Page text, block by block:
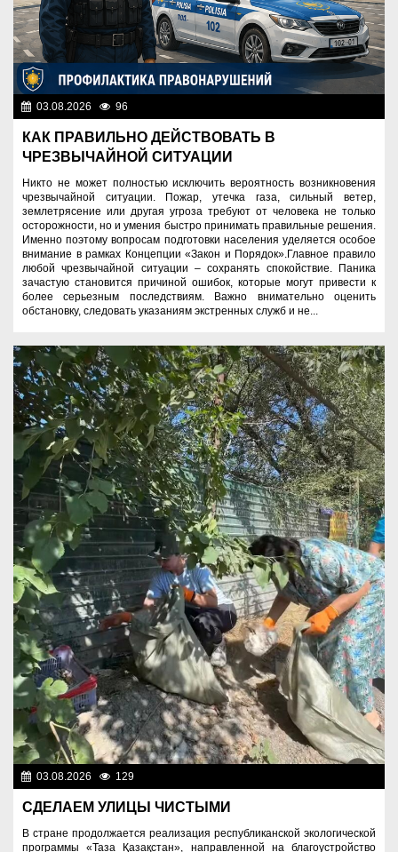
03.08.2026 96
КАК ПРАВИЛЬНО ДЕЙСТВОВАТЬ В
ЧРЕЗВЫЧАЙНОЙ СИТУАЦИИ
Никто не может полностью исключить вероятность возникновения
чрезвычайной ситуации. Пожар, утечка газа, сильный ветер,
землетрясение или другая угроза требуют от человека не только
осторожности, но и умения быстро принимать правильные решения.
Именно поэтому вопросам подготовки населения уделяется особое
внимание в рамках Концепции «Закон и Порядок».Главное правило
любой чрезвычайной ситуации – сохранять спокойствие. Паника
зачастую становится причиной ошибок, которые могут привести к
более серьезным последствиям. Важно внимательно оценить
обстановку, следовать указаниям экстренных служб и не...
03.08.2026 129
СДЕЛАЕМ УЛИЦЫ ЧИСТЫМИ
В стране продолжается реализация республиканской экологической
программы «Таза Қазақстан», направленной на благоустройство